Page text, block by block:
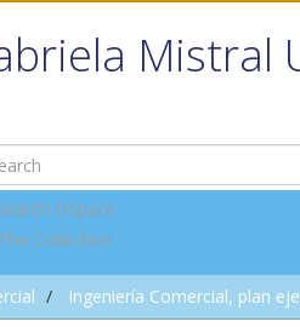
Mistral
DSpace
Collection
Ingeniería Comercial, plan